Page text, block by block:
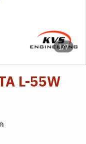
1/7
L-55W